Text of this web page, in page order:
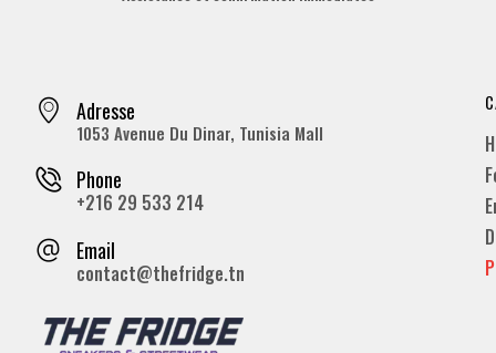
Adresse
1053 Avenue Du Dinar, Tunisia Mall
Phone
+216 29 533 214
Email
contact@thefridge.tn